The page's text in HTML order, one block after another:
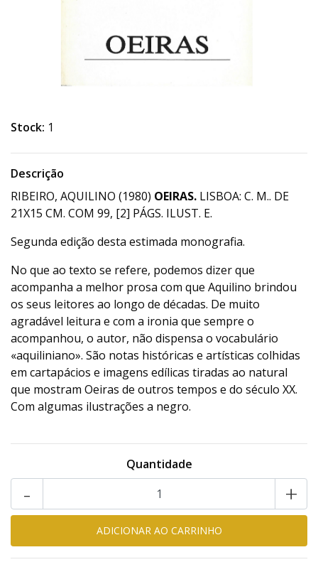
Stock: 1
Descrição
RIBEIRO, AQUILINO (1980) OEIRAS. LISBOA: C. M.. DE
21X15 CM. COM 99, [2] PÁGS. ILUST. E.
Segunda edição desta estimada monografia.
No que ao texto se refere, podemos dizer que
acompanha a melhor prosa com que Aquilino brindou
os seus leitores ao longo de décadas. De muito
agradável leitura e com a ironia que sempre o
acompanhou, o autor, não dispensa o vocabulário
«aquiliniano». São notas históricas e artísticas colhidas
em cartapácios e imagens edílicas tiradas ao natural
que mostram Oeiras de outros tempos e do século XX.
Com algumas ilustrações a negro.
Quantidade
+
-